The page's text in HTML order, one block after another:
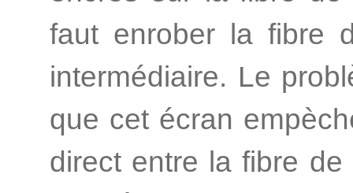
faut enrober la fibre
intermédiaire. Le
que cet écran
direct entre la fibre de